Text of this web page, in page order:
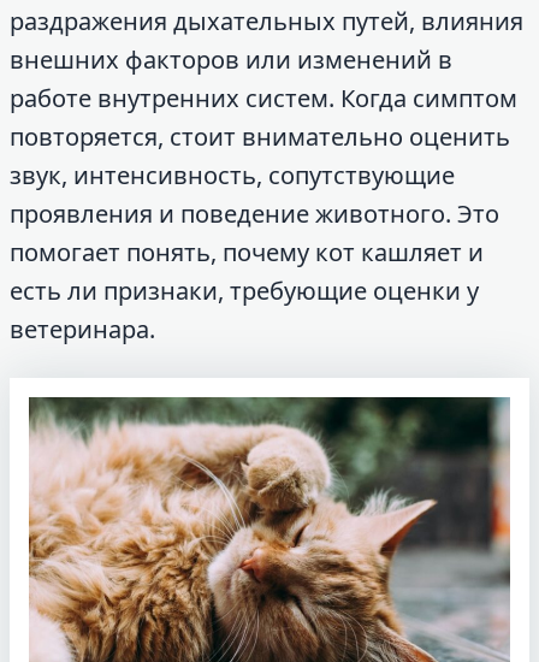
раздражения дыхательных путей, влияния
внешних факторов или изменений в
работе внутренних систем. Когда симптом
повторяется, стоит внимательно оценить
звук, интенсивность, сопутствующие
проявления и поведение животного. Это
помогает понять, почему кот кашляет и
есть ли признаки, требующие оценки у
ветеринара.